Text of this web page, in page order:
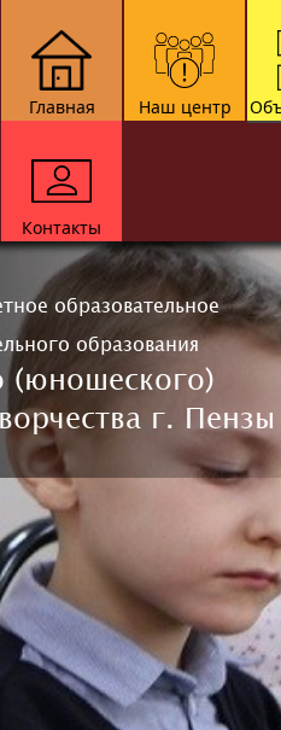
Главная Наш центр
Контакты
образовательное
образования
(юношеского)
г. Пензы